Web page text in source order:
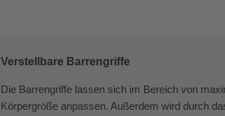
Verstellbare Barrengriffe
Die Barrengriffe lassen sich im Bereich von
Körpergröße anpassen. Außerdem wird durch